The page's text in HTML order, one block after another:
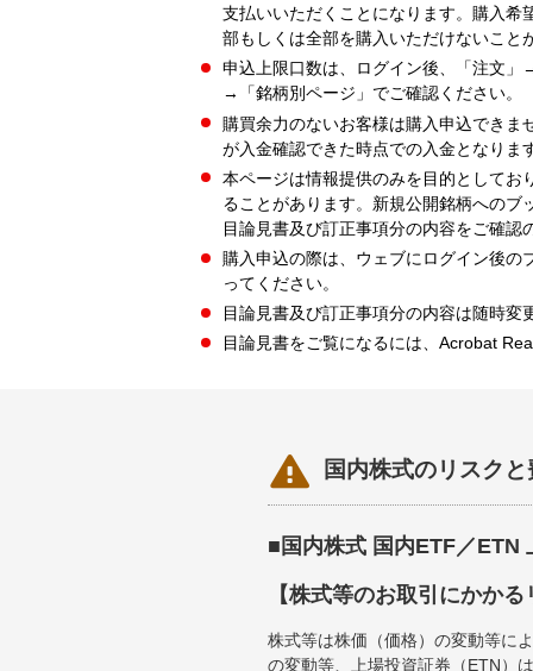
支払いいただくことになります。購入希
部もしくは全部を購入いただけないこと
申込上限口数は、ログイン後、「注文
→「銘柄別ページ」でご確認ください。
購買余力のないお客様は購入申込できま
が入金確認できた時点での入金となりま
本ページは情報提供のみを目的としてお
ることがあります。新規公開銘柄への
目論見書及び訂正事項分の内容をご確
購入申込の際は、ウェブにログイン後
ってください。
目論見書及び訂正事項分の内容は随時変
目論見書をご覧になるには、Acrobat
 国内株式のリスク
■国内株式 国内ETF／ETN
【株式等のお取引にかか
株式等は株価（価格）の変動等に
の変動等、上場投資証券（ETN）